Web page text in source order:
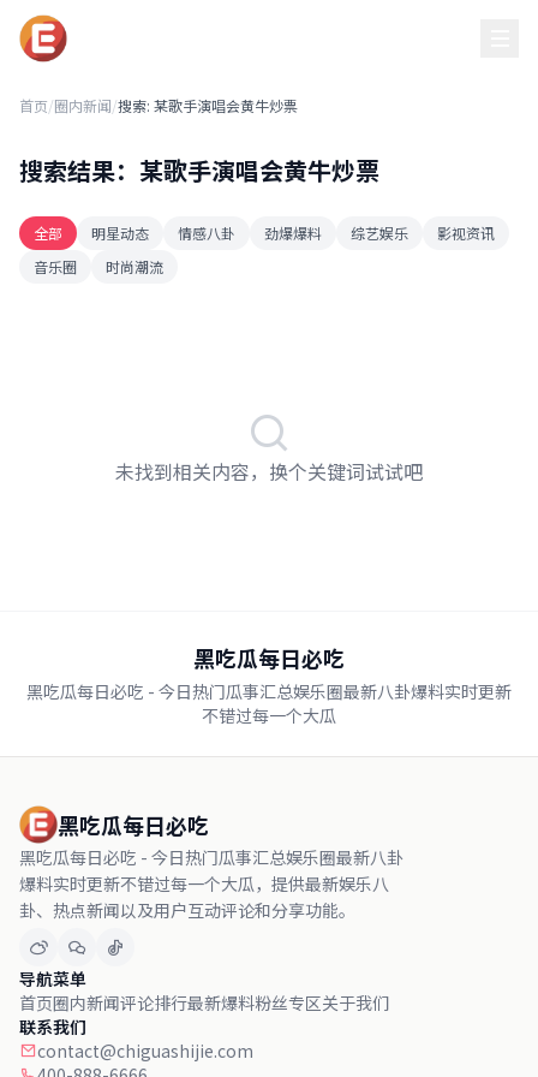
首页/圈内新闻/搜索: 某歌手演唱会黄牛炒票
搜索结果：某歌手演唱会黄牛炒票
全部 明星动态 情感八卦 劲爆爆料 综艺娱乐
影视资讯
音乐圈
时尚潮流
未找到相关内容，换个关键词试试吧
黑吃瓜每日必吃
黑吃瓜每日必吃 - 今日热门瓜事汇总娱乐圈最新八卦爆料实时更新
不错过每一个大瓜
黑吃瓜每日必吃
黑吃瓜每日必吃 - 今日热门瓜事汇总娱乐圈最新八卦
爆料实时更新不错过每一个大瓜，提供最新娱乐八
卦、热点新闻以及用户互动评论和分享功能。
导航菜单
首页圈内新闻评论排行最新爆料粉丝专区关于我们
联系我们
contact@chiguashijie.com